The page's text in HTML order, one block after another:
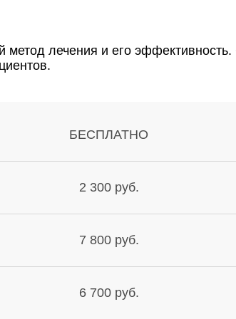
лечения и его эффективность.
БЕСПЛАТНО
2 300 руб.
7 800 руб.
6 700 руб.